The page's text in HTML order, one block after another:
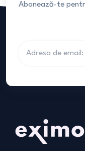
Abonează-te